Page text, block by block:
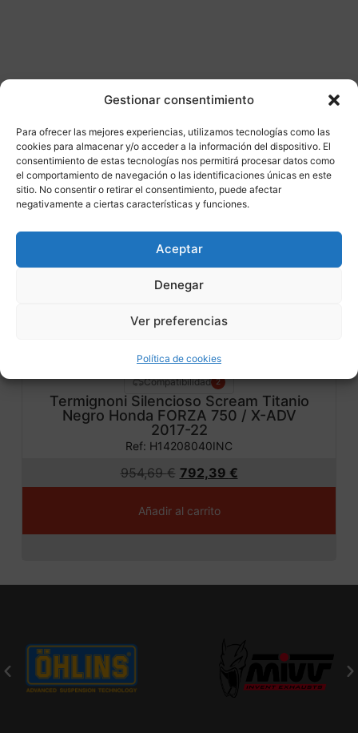
Gestionar consentimiento
Para ofrecer las mejores experiencias, utilizamos tecnologías como las
cookies para almacenar y/o acceder a la información del dispositivo. El
consentimiento de estas tecnologías nos permitirá procesar datos como
el comportamiento de navegación o las identificaciones únicas en este
sitio. No consentir o retirar el consentimiento, puede afectar
negativamente a ciertas características y funciones.
Aceptar
Denegar
Ver preferencias
Política de cookies
Otros productos
DISPONIBLE ENVÍO GRATIS 24/48H
Compatibilidad 2
Termignoni Silencioso Scream Titanio
Negro Honda FORZA 750 / X-ADV
2017-22
Ref: H14208040INC
954,69€ 792,39 €
Añadir al carrito